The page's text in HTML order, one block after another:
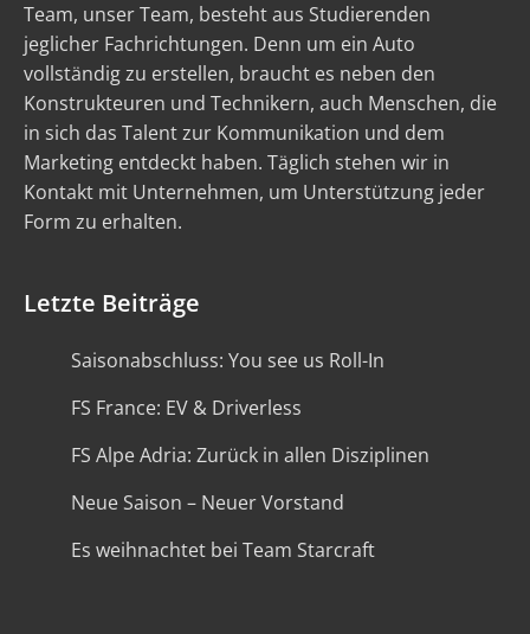
Team, unser Team, besteht aus Studierenden
jeglicher Fachrichtungen. Denn um ein Auto
vollständig zu erstellen, braucht es neben den
Konstrukteuren und Technikern, auch Menschen, die
in sich das Talent zur Kommunikation und dem
Marketing entdeckt haben. Täglich stehen wir in
Kontakt mit Unternehmen, um Unterstützung jeder
Form zu erhalten.
Letzte Beiträge
Saisonabschluss: You see us Roll-In
FS France: EV & Driverless
FS Alpe Adria: Zurück in allen Disziplinen
Neue Saison – Neuer Vorstand
Es weihnachtet bei Team Starcraft